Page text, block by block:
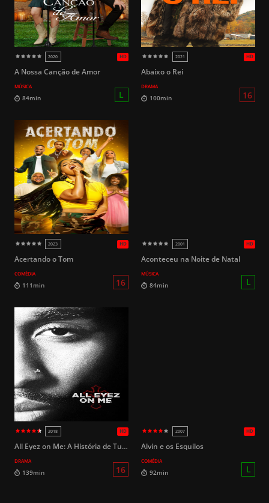
HD
16
A Nossa Canção de Amor
MÚSICA
Abaixo o Rei
DRAMA
Acertando o Tom
COMÉDIA
Aconteceu na Noite de Natal
MÚSICA
All Eyez on Me: A História de Tupac
DRAMA
Alvin e os Esquilos
COMÉDIA